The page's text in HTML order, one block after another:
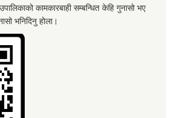
कामकारबाही सम्बन्धित केहि गुनासो भए
भनिदिनु होला।